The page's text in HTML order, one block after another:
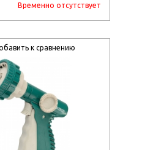
Временно отсутствует
к сравнению